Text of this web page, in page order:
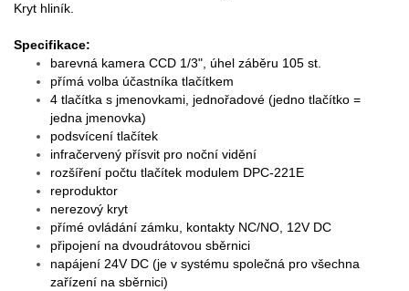
Kryt hliník.
Specifikace:
barevná kamera CCD 1/3", úhel záběru 105 st.
přímá volba účastníka tlačítkem
4 tlačítka s jmenovkami, jednořadové (jedno tlačítko =
jedna jmenovka)
podsvícení tlačítek
infračervený přísvit pro noční vidění
rozšíření počtu tlačítek modulem DPC-221E
reproduktor
nerezový kryt
přímé ovládání zámku, kontakty NC/NO, 12V DC
připojení na dvoudrátovou sběrnici
napájení 24V DC (je v systému společná pro všechna
zařízení na sběrnici)